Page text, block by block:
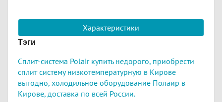
Характеристики
Тэги
Сплит-система Polair купить недорого, приобрести
сплит систему низкотемпературную в Кирове
выгодно, холодильное оборудование Полаир в
Кирове, доставка по всей России.